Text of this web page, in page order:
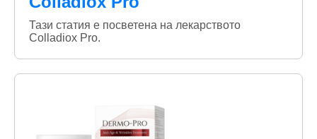
Тази статия е посветена на лекарството
Colladiox Pro.